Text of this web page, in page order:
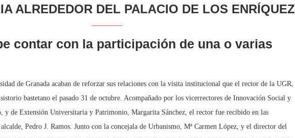
ALREDEDOR DEL PALACIO DE LOS ENRÍQUEZ
contar con la participación de una o varias
de Granada acaban de reforzar sus relaciones con la visita institucional que el rector de la UGR,
bastetano el pasado 31 de octubre. Acompañado por los vicerrectores de Innovación Social y
y de Extensión Universitaria y Patrimonio, Margarita Sánchez, el rector fue recibido en las
Pedro J. Ramos. Junto con la concejala de Urbanismo, Mª Carmen López, y el director del